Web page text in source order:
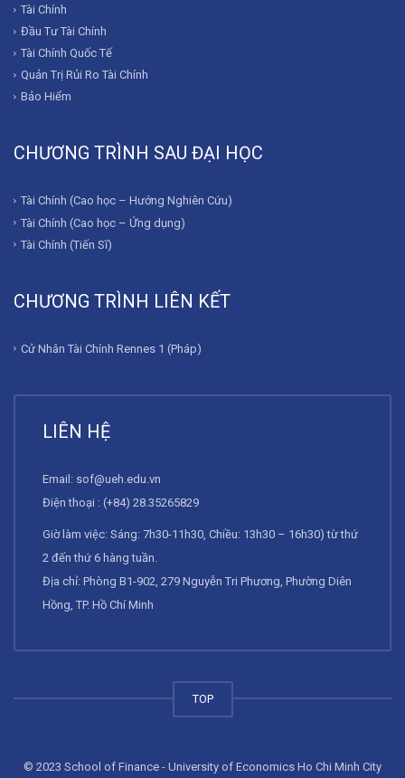
Tài Chính
Đầu Tư Tài Chính
Tài Chính Quốc Tế
Quản Trị Rủi Ro Tài Chính
Bảo Hiểm
CHƯƠNG TRÌNH SAU ĐẠI HỌC
Tài Chính (Cao học – Hướng Nghiên Cứu)
Tài Chính (Cao học – Ứng dụng)
Tài Chính (Tiến Sĩ)
CHƯƠNG TRÌNH LIÊN KẾT
Cử Nhân Tài Chính Rennes 1 (Pháp)
LIÊN HỆ
Email: sof@ueh.edu.vn
Điện thoại : (+84) 28.35265829
Giờ làm việc: Sáng: 7h30-11h30, Chiều: 13h30 – 16h30) từ thứ
2 đến thứ 6 hàng tuần.
Địa chỉ: Phòng B1-902, 279 Nguyễn Tri Phương, Phường Diên
Hồng, TP. Hồ Chí Minh
TOP
© 2023 School of Finance - University of Economics Ho Chi Minh City